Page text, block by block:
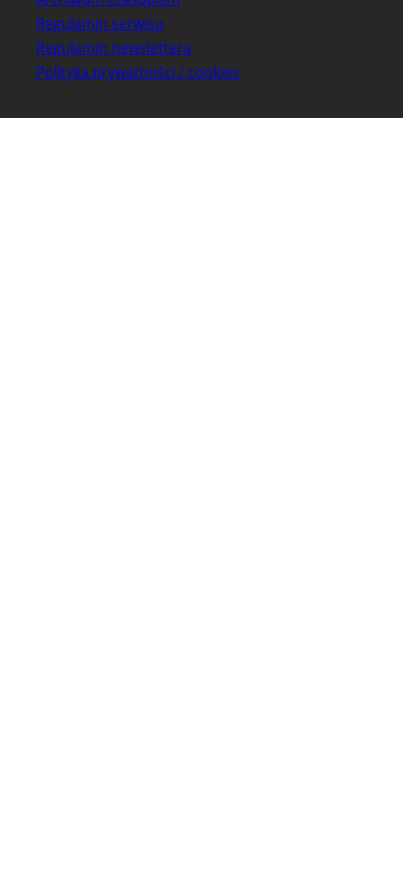
Regulamin serwisu
Regulamin newslettera
Polityka prywatności / cookies